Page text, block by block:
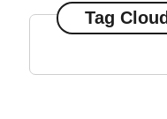
Tag Cloud